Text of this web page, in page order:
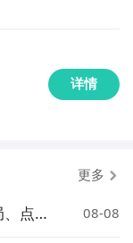
详情
更多
点位
08-08